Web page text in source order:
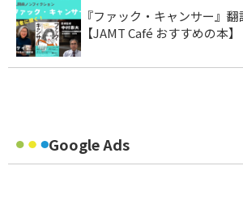
『ファック・キャンサー』翻
【JAMT Café おすすめの本】
Google Ads